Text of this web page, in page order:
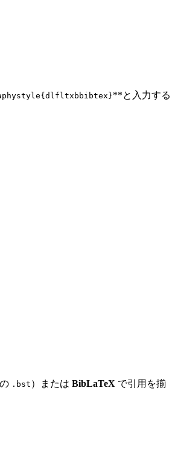
**と入力する
.bst ）または BibLaTeX で引用を揃